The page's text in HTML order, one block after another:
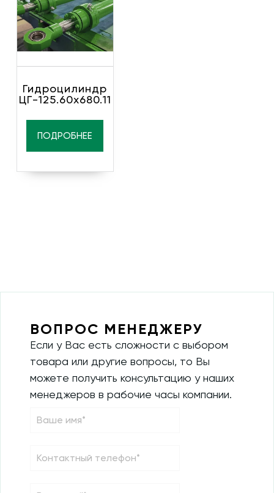
Гидроцилиндр
ЦГ-125.60х680.11
ПОДРОБНЕЕ
ВОПРОС МЕНЕДЖЕРУ
Если у Вас есть сложности с выбором
товара или другие вопросы, то Вы
можете получить консультацию у наших
менеджеров в рабочие часы компании.